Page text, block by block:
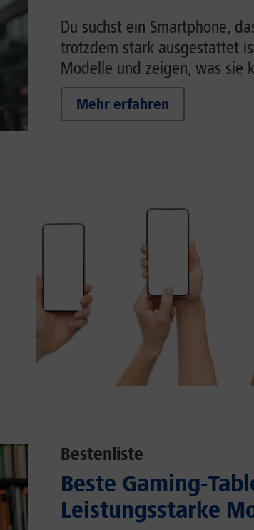
Du suchst ein Smartphone,
trotzdem stark ausgestattet
Modelle und zeigen, was sie
Mehr erfahren
Bestenliste
Beste Gaming-
Leistungsstarke